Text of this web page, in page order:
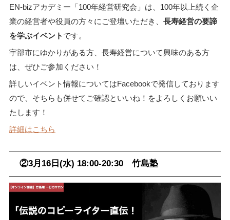
EN-bizアカデミー「100年経営研究会」は、100年以上続く企
業の経営者や役員の方々にご登壇いただき、 長寿経営の要諦
を学ぶイベント です。
宇部市にゆかりがある方、長寿経営について興味のある方
は、ぜひご参加ください！
詳しいイベント情報についてはFacebookで発信しております
ので、そちらも併せてご確認といいね！をよろしくお願いい
たします！
詳細はこちら
②3月16日(水) 18:00-20:30 竹島塾